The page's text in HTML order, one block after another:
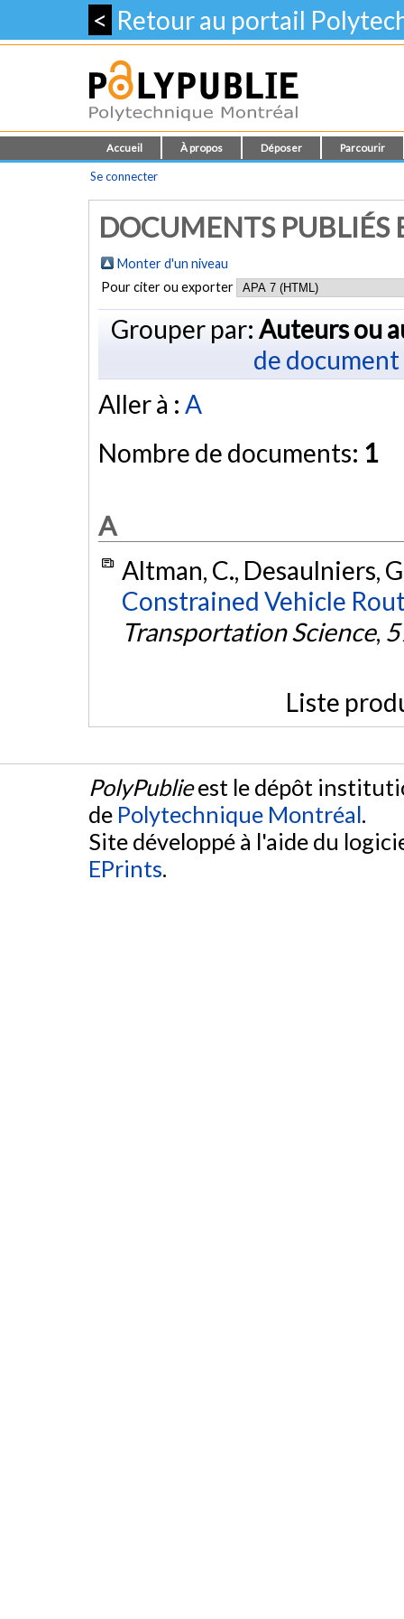
< Retour au portail
Accueil À propos Déposer Parcourir
Se connecter
DOCUMENTS PUBLIÉS
Monter d'un niveau
Pour citer ou exporter
Grouper par: Auteurs ou
de document
Aller à : A
Nombre de documents: 1
A
Altman, C., Desaulniers,
Constrained Vehicle
Transportation Science,
Liste
PolyPublieest le dépôt
de Polytechnique Montréal.
Site développé à l'aide du
EPrints.